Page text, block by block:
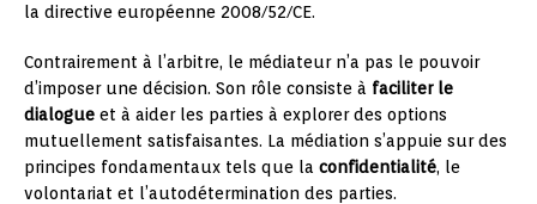
la directive européenne 2008/52/CE.
Contrairement à l’arbitre, le médiateur n’a pas le pouvoir
d’imposer une décision. Son rôle consiste à faciliter le
dialogue et à aider les parties à explorer des options
mutuellement satisfaisantes. La médiation s’appuie sur des
principes fondamentaux tels que la confidentialité, le
volontariat et l’autodétermination des parties.